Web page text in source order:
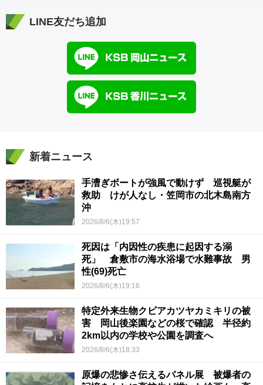
LINE友だち追加
新着ニュース
手漕ぎボートが強風で動けず 巡視艇が
救助 けが人なし・笠岡市の北木島南方
沖
2026/8/6(木)19:57
死因は「内因性の疾患に起因する溺
死」 倉敷市の海水浴場で水難事故 男
性(69)死亡
2026/8/6(木)19:16
特定外来生物クビアカツヤカミキリの被
害 岡山後楽園などの桜で確認 半径約
2km以内の学校や公園を調査へ
2026/8/6(木)18:33
原爆の悲惨さ伝えるパネル展 被爆者の